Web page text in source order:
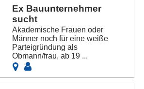
Ex Bauunternehmer
sucht
Akademische Frauen oder
Männer noch für eine weiße
Parteigründung als
Obmann/frau, ab 19 ...